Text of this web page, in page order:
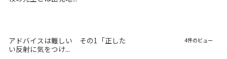
アドバイスは難しい その1「正した
い反射に気をつけ...
4件のビュー